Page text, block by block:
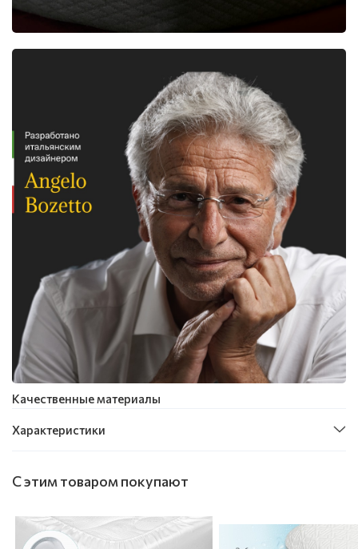
Качественные материалы
Характеристики
С этим товаром покупают